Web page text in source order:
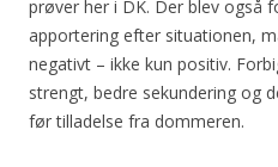
prøver her i DK. Der blev også
apportering efter situationen,
negativt – ikke kun positiv.
strengt, bedre sekundering og
før tilladelse fra dommeren.